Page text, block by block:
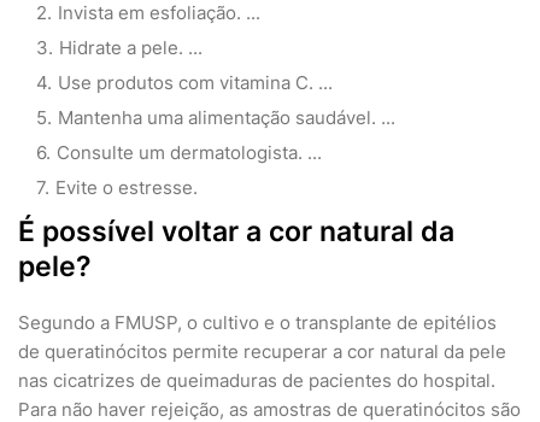
Invista em esfoliação. ...
Hidrate a pele. ...
Use produtos com vitamina C. ...
Mantenha uma alimentação saudável. ...
Consulte um dermatologista. ...
Evite o estresse.
É possível voltar a cor natural da
pele?
Segundo a FMUSP, o cultivo e o transplante de epitélios
de queratinócitos permite recuperar a cor natural da pele
nas cicatrizes de queimaduras de pacientes do hospital.
Para não haver rejeição, as amostras de queratinócitos são